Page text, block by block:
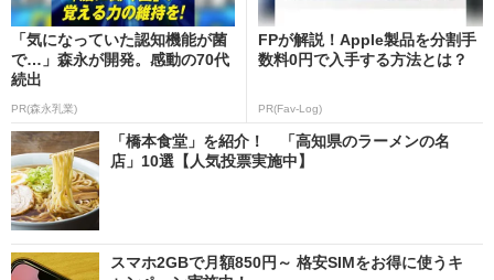
「気になっていた認知機能が菌
で…」森永が開発。感動の70代
続出
PR(森永乳業)
FPが解説！Apple製品を分割手
数料0円で入手する方法とは？
PR(Fav-Log)
「橋本食堂」を紹介！ 「高知県のラーメンの名
店」10選【人気投票実施中】
スマホ2GBで月額850円～ 格安SIMをお得に使うキ